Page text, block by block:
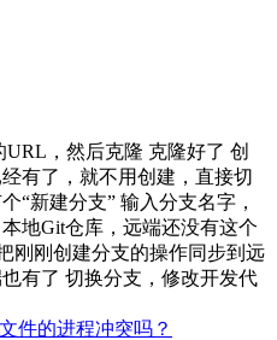
，然后克隆 克隆好了 创
有了，就不用创建，直接切
“新建分支” 输入分支名字，
地Git仓库，远端还没有这个
刚刚创建分支的操作同步到远
有了 切换分支，修改开发代
件的进程冲突吗？